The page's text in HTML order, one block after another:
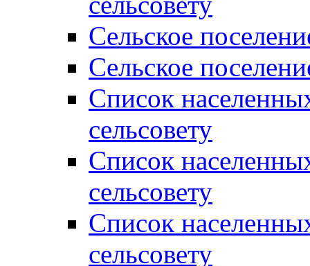
Сельское
Сельское
Список
сельсовету
Список
сельсовету
Список
сельсовету